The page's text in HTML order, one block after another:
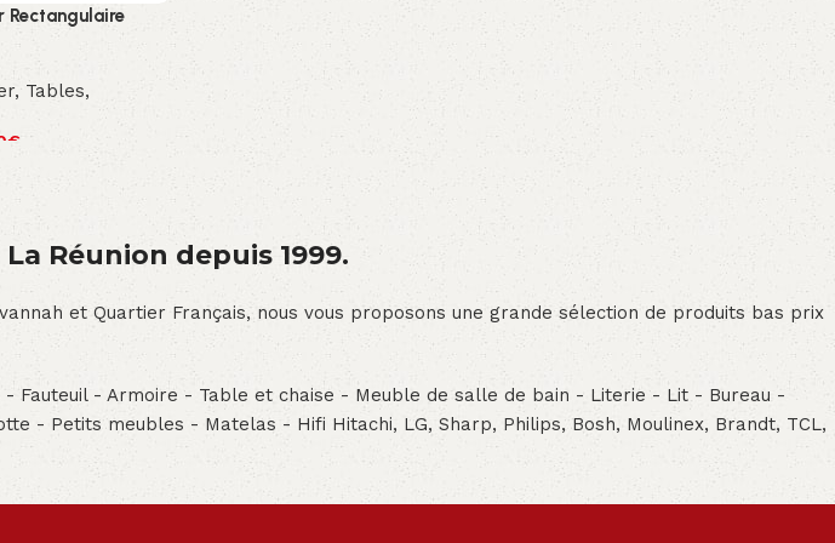
Rectangulaire
, Tables,
€
Réunion depuis 1999.
et Quartier Français, nous vous proposons une grande sélection de produits bas prix
- Armoire - Table et chaise - Meuble de salle de bain - Literie - Lit - Bureau -
- Petits meubles - Matelas - Hifi Hitachi, LG, Sharp, Philips, Bosh, Moulinex, Brandt, TCL,